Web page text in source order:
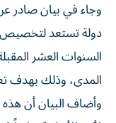
وجاء في بيان صادر عن
السنوات العشر
المدى، وذلك بهدف
وأضاف البيان أن